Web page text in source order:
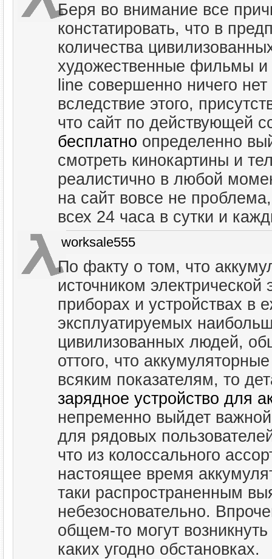
Беря во внимание все
констатировать, что в
количества
художественные фильмы и
line совершенно ничего
вследствие этого,
что сайт по действующей
бесплатно определенно
смотреть кинокартины и
реалистично в любой
на сайт вовсе не
всех 24 часа в сутки и
worksale555
По факту о том, что
источником электрической
приборах и устройствах в
эксплуатируемых
цивилизованных людей,
оттого, что
всяким показателям, то
зарядное устройство для
непременно выйдет
для рядовых
что из колоссального
настоящее время
таки распространенным
небезосновательно.
общем-то могут
каких угодно обстановках.